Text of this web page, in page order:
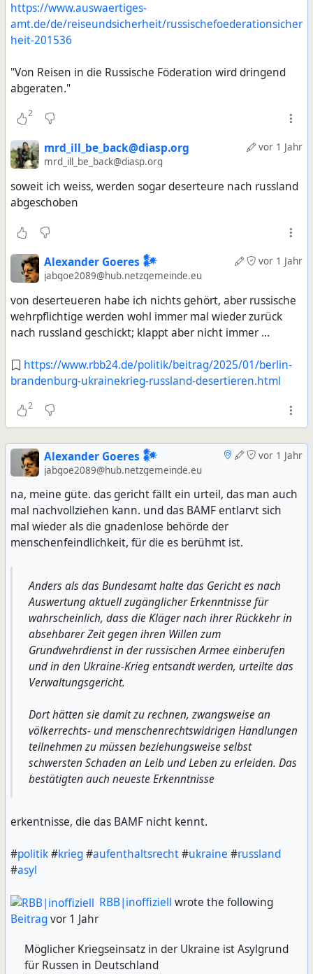
https://www.auswaertiges-
amt.de/de/reiseundsicherheit/russischefoederationsicher
heit-201536
"Von Reisen in die Russische Föderation wird dringend
abgeraten."
2
vor 1 Jahr
mrd_ill_be_back@diasp.org
mrd_ill_be_back@diasp.org
soweit ich weiss, werden sogar deserteure nach russland
abgeschoben
vor 1 Jahr
Alexander Goeres 𒀯
jabgoe2089@hub.netzgemeinde.eu
von deserteueren habe ich nichts gehört, aber russische
wehrpflichtige werden wohl immer mal wieder zurück
nach russland geschickt; klappt aber nicht immer ...
https://www.rbb24.de/politik/beitrag/2025/01/berlin-
brandenburg-ukrainekrieg-russland-desertieren.html
2
vor 1 Jahr
Alexander Goeres 𒀯
jabgoe2089@hub.netzgemeinde.eu
na, meine güte. das gericht fällt ein urteil, das man auch
mal nachvollziehen kann. und das BAMF entlarvt sich
mal wieder als die gnadenlose behörde der
menschenfeindlichkeit, für die es berühmt ist.
Anders als das Bundesamt halte das Gericht es nach
Auswertung aktuell zugänglicher Erkenntnisse für
wahrscheinlich, dass die Kläger nach ihrer Rückkehr in
absehbarer Zeit gegen ihren Willen zum
Grundwehrdienst in der russischen Armee einberufen
und in den Ukraine-Krieg entsandt werden, urteilte das
Verwaltungsgericht.
Dort hätten sie damit zu rechnen, zwangsweise an
völkerrechts- und menschenrechtswidrigen Handlungen
teilnehmen zu müssen beziehungsweise selbst
schwersten Schaden an Leib und Leben zu erleiden. Das
bestätigten auch neueste Erkenntnisse
erkentnisse, die das BAMF nicht kennt.
#politik#krieg#aufenthaltsrecht#ukraine #russland
#asyl
RBB|inoffiziell wrote the following
Beitragvor 1 Jahr
Möglicher Kriegseinsatz in der Ukraine ist Asylgrund
für Russen in Deutschland